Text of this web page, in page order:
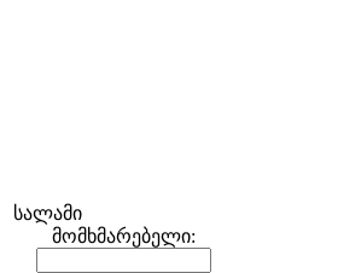
სალამი
მომხმარებელი: